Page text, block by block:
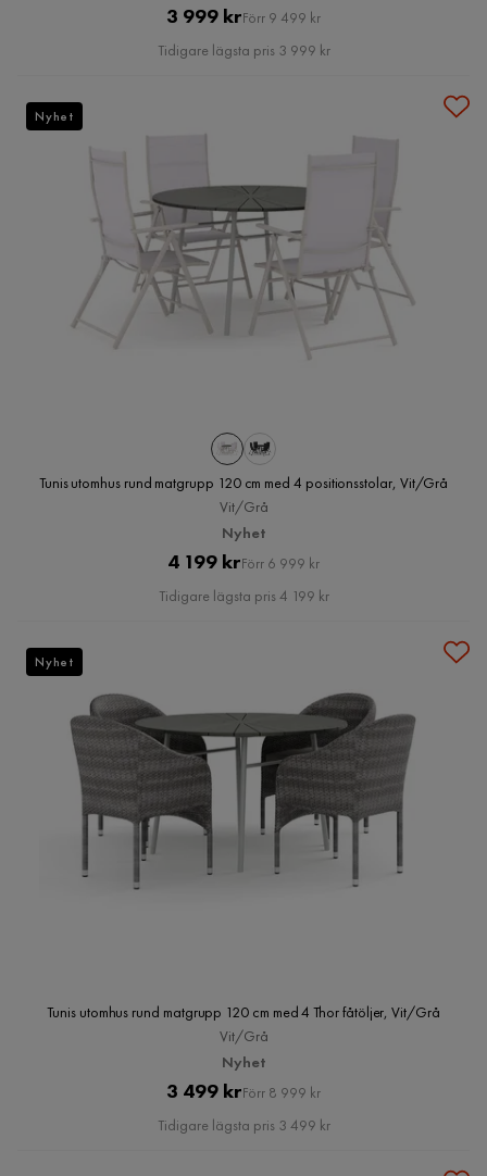
Pris
3 999 krOriginal
Pris
Förr 9 499 kr
Tidigare lägsta pris 3 999 kr
Tunis utomhus rund matgrupp 120 cm med 4 positionsstolar, Vit/Grå
Vit/Grå
Nyhet
Pris
4 199 krOriginal
Pris
Förr 6 999 kr
Tidigare lägsta pris 4 199 kr
Nyhet
Tunis utomhus rund matgrupp 120 cm med 4 Thor fåtöljer, Vit/Grå
Vit/Grå
Nyhet
Pris
3 499 krOriginal
Pris
Förr 8 999 kr
Tidigare lägsta pris 3 499 kr
Nyhet